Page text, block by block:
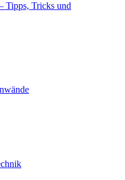
Tipps, Tricks und